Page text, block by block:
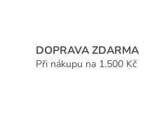
DOPRAVA ZDARMA
Při nákupu na 1.500 Kč